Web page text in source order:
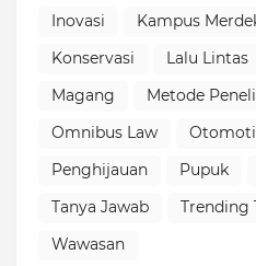
Inovasi
Kampus
Konservasi
Lalu Lintas
Magang
Metode
Omnibus Law
Penghijauan
Pupuk
Tanya Jawab
Trending
Wawasan